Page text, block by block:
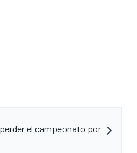
el campeonato por